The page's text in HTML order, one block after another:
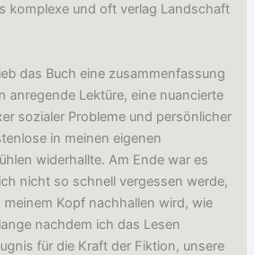
komplexe und oft verlag Landschaft
das Buch eine zusammenfassung
anregende Lektüre, eine nuancierte
sozialer Probleme und persönlicher
in meinen eigenen
widerhallte. Am Ende war es
nicht so schnell vergessen werde,
meinem Kopf nachhallen wird, wie
nachdem ich das Lesen
für die Kraft der Fiktion, unsere